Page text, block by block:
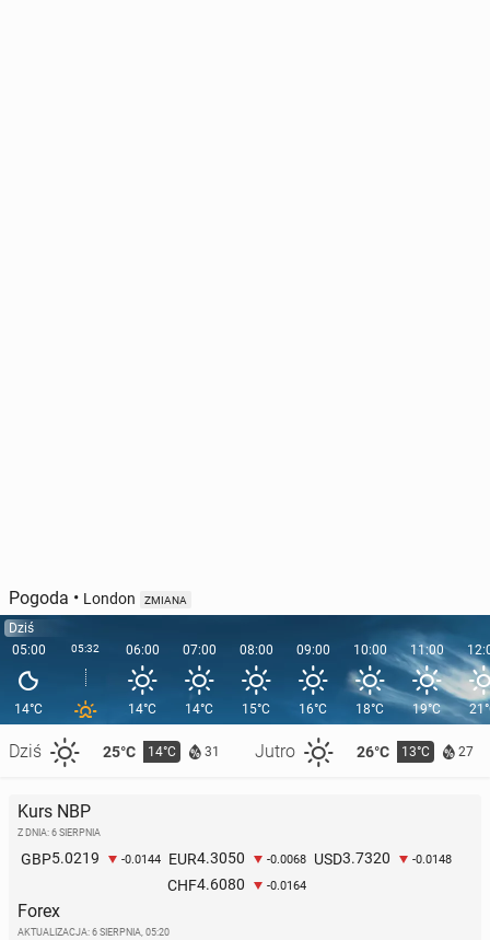
Pogoda • London ZMIANA
Dziś
05:00
14°C
Dziś 25°C 14°C 31 Jutro 26°C 13°C 27
05:32 06:00
14°C
07:00
14°C
08:00
15°C
09:00
16°C
10:00
18°C
11:00
19°C
Kurs NBP
Z DNIA: 6 SIERPNIA
GBP5.0219 -0.0144 EUR4.3050 -0.0068 USD3.7320 -0.0148
CHF4.6080 -0.0164
Forex
AKTUALIZACJA: 6 SIERPNIA, 05:20